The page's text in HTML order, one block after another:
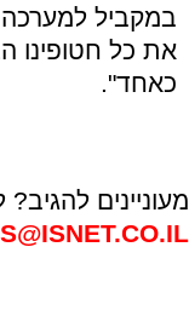
במקביל
את כל חטופינו
כאחד".
מעוניינים